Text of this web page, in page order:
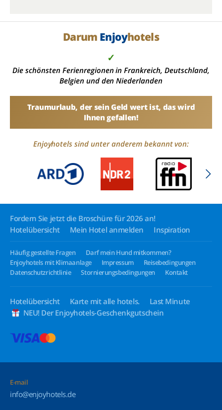
Darum Enjoyhotels
✓
Die schönsten Ferienregionen in Frankreich, Deutschland,
Belgien und den Niederlanden
Traumurlaub, der sein Geld wert ist, das wird
Ihnen gefallen!
Enjoyhotels sind unter anderem bekannt von:
Fordern Sie jetzt die Broschüre für 2026 an!
Hotelübersicht
Mein Hotel anmelden Inspiration
Häufig gestellte Fragen
Darf mein Hund mitkommen?
Enjoyhotels mit Klimaanlage
Impressum
Reisebedingungen
Datenschutzrichtlinie
Stornierungsbedingungen Kontakt
Hotelübersicht Karte mit alle hotels.
Last Minute
NEU! Der Enjoyhotels-Geschenkgutschein
E-mail
info@enjoyhotels.de